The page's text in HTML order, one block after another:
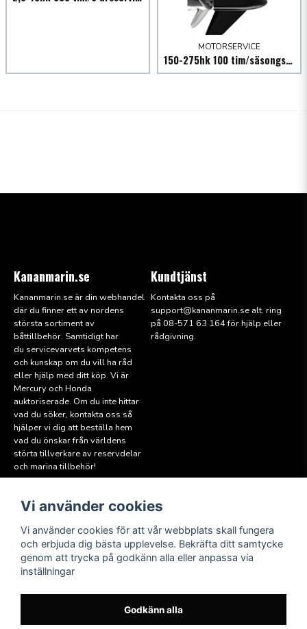
MOTORSERVICE
150-275hk 100 tim/säsongservice utombordare
Kananmarin.se
Kananmarin.se är din webhandel
där du finner ett av nordens
största sortiment av
båttillbehör. Samtidigt har
du servicevarvets kompetens
och kunskap om du vill ha råd
eller hjälp med ditt köp. Vi är
Mercury och Honda
auktoriserade. Om du inte hittar
vad du söker, kontakta oss så
hjälper vi dig att beställa hem
vad du önskar från världens
störta tillverkare av reservdelar
och marina tillbehör!
Kundtjänst
Kontakta oss på
support@kananmarin.se alt. ring
på 08-571 63 164 för hjälp eller
rådgivning.
Läs mer
Köpvillkor
Hitta till oss
Miljöpolicy
Medlem i Sweboat
Följ oss
Facebook
Instagram
Vi använder cookies
Vi använder cookies för att vår webbplats skall fungera
och erbjuda dig bästa upplevelse. Bekräfta ditt samtycke
genom att trycka på godkänn alla eller anpassa via
inställningar
Godkänn alla